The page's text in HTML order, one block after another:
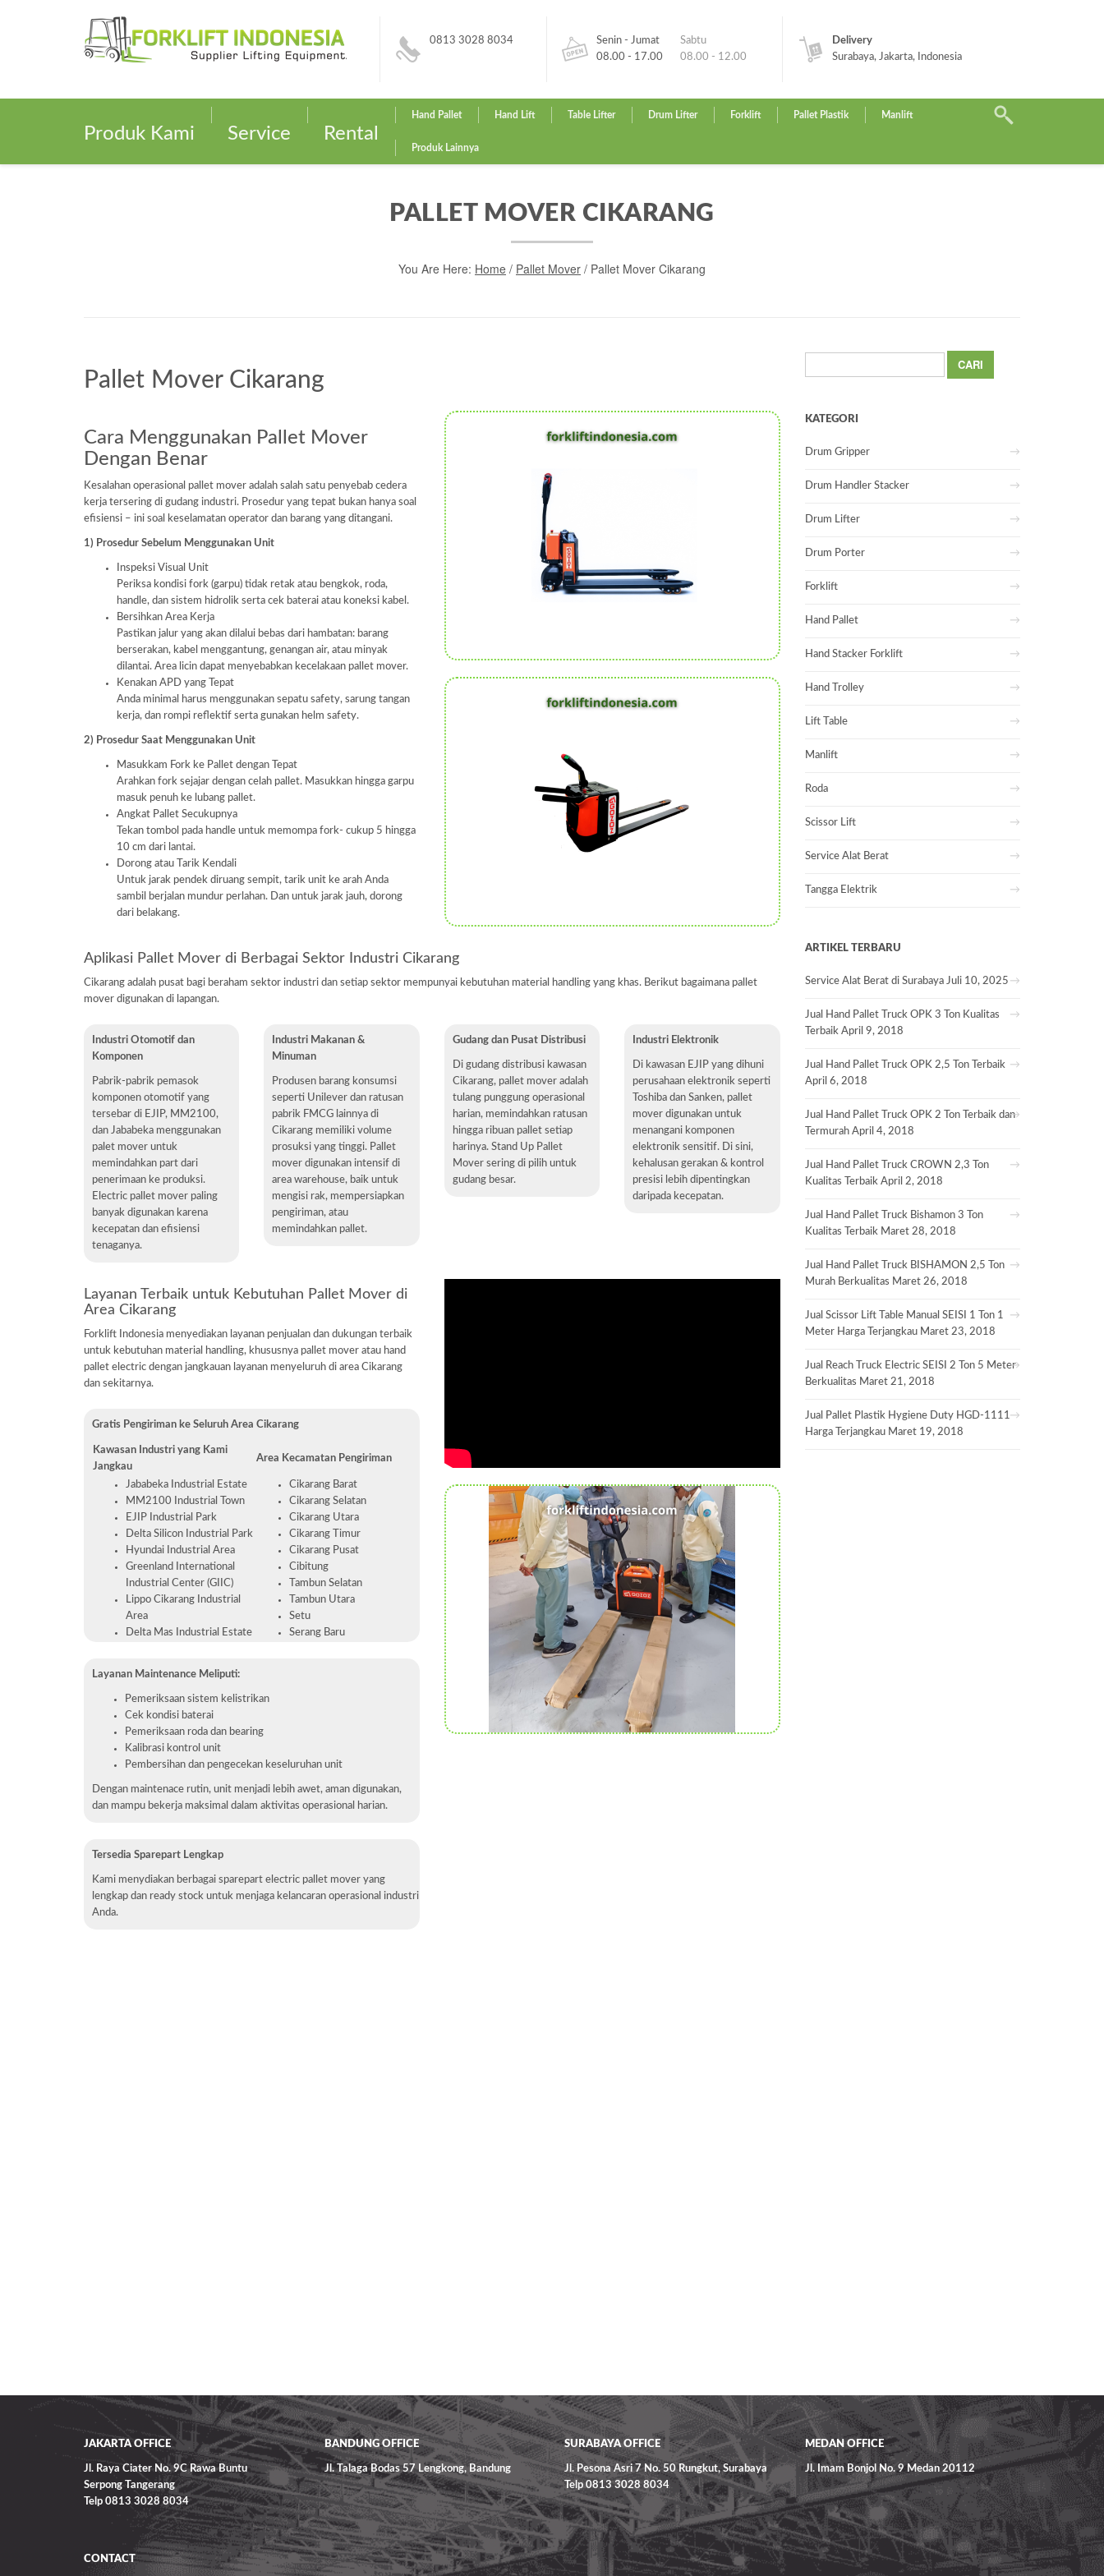
0813 3028 8034
Senin - Jumat
08.00 - 17.00
Sabtu
08.00 - 12.00
Delivery
Surabaya, Jakarta, Indonesia
Produk Kami Service Rental
Hand Pallet Hand Lift Table Lifter Drum Lifter Forklift Pallet Plastik Manlift
Produk Lainnya
PALLET MOVER CIKARANG
You Are Here: Home / Pallet Mover / Pallet Mover Cikarang
Pallet Mover Cikarang
Cara Menggunakan Pallet Mover
Dengan Benar
Kesalahan operasional pallet mover adalah salah satu penyebab cedera
kerja tersering di gudang industri. Prosedur yang tepat bukan hanya soal
efisiensi – ini soal keselamatan operator dan barang yang ditangani.
1) Prosedur Sebelum Menggunakan Unit
Inspeksi Visual Unit
Periksa kondisi fork (garpu) tidak retak atau bengkok, roda,
handle, dan sistem hidrolik serta cek baterai atau koneksi kabel.
Bersihkan Area Kerja
Pastikan jalur yang akan dilalui bebas dari hambatan: barang
berserakan, kabel menggantung, genangan air, atau minyak
dilantai. Area licin dapat menyebabkan kecelakaan pallet mover.
Kenakan APD yang Tepat
Anda minimal harus menggunakan sepatu safety, sarung tangan
kerja, dan rompi reflektif serta gunakan helm safety.
2) Prosedur Saat Menggunakan Unit
Masukkam Fork ke Pallet dengan Tepat
Arahkan fork sejajar dengan celah pallet. Masukkan hingga garpu
masuk penuh ke lubang pallet.
Angkat Pallet Secukupnya
Tekan tombol pada handle untuk memompa fork- cukup 5 hingga
10 cm dari lantai.
Dorong atau Tarik Kendali
Untuk jarak pendek diruang sempit, tarik unit ke arah Anda
sambil berjalan mundur perlahan. Dan untuk jarak jauh, dorong
dari belakang.
Aplikasi Pallet Mover di Berbagai Sektor Industri Cikarang
Cikarang adalah pusat bagi beraham sektor industri dan setiap sektor mempunyai kebutuhan material handling yang khas. Berikut bagaimana pallet
mover digunakan di lapangan.
Industri Otomotif dan
Komponen
Pabrik-pabrik pemasok
komponen otomotif yang
tersebar di EJIP, MM2100,
dan Jababeka menggunakan
palet mover untuk
memindahkan part dari
penerimaan ke produksi.
Electric pallet mover paling
banyak digunakan karena
kecepatan dan efisiensi
tenaganya.
Industri Makanan &
Minuman
Produsen barang konsumsi
seperti Unilever dan ratusan
pabrik FMCG lainnya di
Cikarang memiliki volume
prosuksi yang tinggi. Pallet
mover digunakan intensif di
area warehouse, baik untuk
mengisi rak, mempersiapkan
pengiriman, atau
memindahkan pallet.
Gudang dan Pusat Distribusi
Di gudang distribusi kawasan
Cikarang, pallet mover adalah
tulang punggung operasional
harian, memindahkan ratusan
hingga ribuan pallet setiap
harinya. Stand Up Pallet
Mover sering di pilih untuk
gudang besar.
Industri Elektronik
Di kawasan EJIP yang dihuni
perusahaan elektronik seperti
Toshiba dan Sanken, pallet
mover digunakan untuk
menangani komponen
elektronik sensitif. Di sini,
kehalusan gerakan & kontrol
presisi lebih dipentingkan
daripada kecepatan.
Layanan Terbaik untuk Kebutuhan Pallet Mover di
Area Cikarang
Forklift Indonesia menyediakan layanan penjualan dan dukungan terbaik
untuk kebutuhan material handling, khususnya pallet mover atau hand
pallet electric dengan jangkauan layanan menyeluruh di area Cikarang
dan sekitarnya.
Gratis Pengiriman ke Seluruh Area Cikarang
Kawasan Industri yang Kami
Jangkau
Area Kecamatan Pengiriman
Jababeka Industrial Estate
MM2100 Industrial Town
EJIP Industrial Park
Delta Silicon Industrial Park
Hyundai Industrial Area
Greenland International
Industrial Center (GIIC)
Lippo Cikarang Industrial
Area
Delta Mas Industrial Estate
Cikarang Barat
Cikarang Selatan
Cikarang Utara
Cikarang Timur
Cikarang Pusat
Cibitung
Tambun Selatan
Tambun Utara
Setu
Serang Baru
Layanan Maintenance Meliputi:
Pemeriksaan sistem kelistrikan
Cek kondisi baterai
Pemeriksaan roda dan bearing
Kalibrasi kontrol unit
Pembersihan dan pengecekan keseluruhan unit
Dengan maintenace rutin, unit menjadi lebih awet, aman digunakan,
dan mampu bekerja maksimal dalam aktivitas operasional harian.
Tersedia Sparepart Lengkap
Kami menydiakan berbagai sparepart electric pallet mover yang
lengkap dan ready stock untuk menjaga kelancaran operasional industri
Anda.
untuk:
KATEGORI
Drum Gripper
Drum Handler Stacker
Drum Lifter
Drum Porter
Forklift
Hand Pallet
Hand Stacker Forklift
Hand Trolley
Lift Table
Manlift
Roda
Scissor Lift
Service Alat Berat
Tangga Elektrik
ARTIKEL TERBARU
Service Alat Berat di Surabaya Juli 10, 2025
Jual Hand Pallet Truck OPK 3 Ton Kualitas
Terbaik April 9, 2018
Jual Hand Pallet Truck OPK 2,5 Ton Terbaik
April 6, 2018
Jual Hand Pallet Truck OPK 2 Ton Terbaik dan
Termurah April 4, 2018
Jual Hand Pallet Truck CROWN 2,3 Ton
Kualitas Terbaik April 2, 2018
Jual Hand Pallet Truck Bishamon 3 Ton
Kualitas Terbaik Maret 28, 2018
Jual Hand Pallet Truck BISHAMON 2,5 Ton
Murah Berkualitas Maret 26, 2018
Jual Scissor Lift Table Manual SEISI 1 Ton 1
Meter Harga Terjangkau Maret 23, 2018
Jual Reach Truck Electric SEISI 2 Ton 5 Meter
Berkualitas Maret 21, 2018
Jual Pallet Plastik Hygiene Duty HGD-1111
Harga Terjangkau Maret 19, 2018
JAKARTA OFFICE
Jl. Raya Ciater No. 9C Rawa Buntu
Serpong Tangerang
Telp 0813 3028 8034
BANDUNG OFFICE
Jl. Talaga Bodas 57 Lengkong, Bandung
SURABAYA OFFICE
Jl. Pesona Asri 7 No. 50 Rungkut, Surabaya
Telp 0813 3028 8034
MEDAN OFFICE
Jl. Imam Bonjol No. 9 Medan 20112
CONTACT